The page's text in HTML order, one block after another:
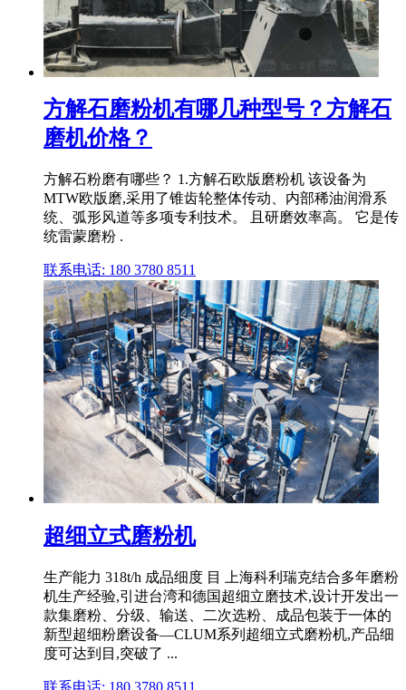
方解石磨粉机有哪几种型号？方解石
磨机价格？
方解石粉磨有哪些？ 1.方解石欧版磨粉机 该设备为
MTW欧版磨,采用了锥齿轮整体传动、内部稀油润滑系
统、弧形风道等多项专利技术。 且研磨效率高。 它是传
统雷蒙磨粉 .
联系电话: 180 3780 8511
超细立式磨粉机
生产能力 318t/h 成品细度 目 上海科利瑞克结合多年磨粉
机生产经验,引进台湾和德国超细立磨技术,设计开发出一
款集磨粉、分级、输送、二次选粉、成品包装于一体的
新型超细粉磨设备—CLUM系列超细立式磨粉机,产品细
度可达到目,突破了 ...